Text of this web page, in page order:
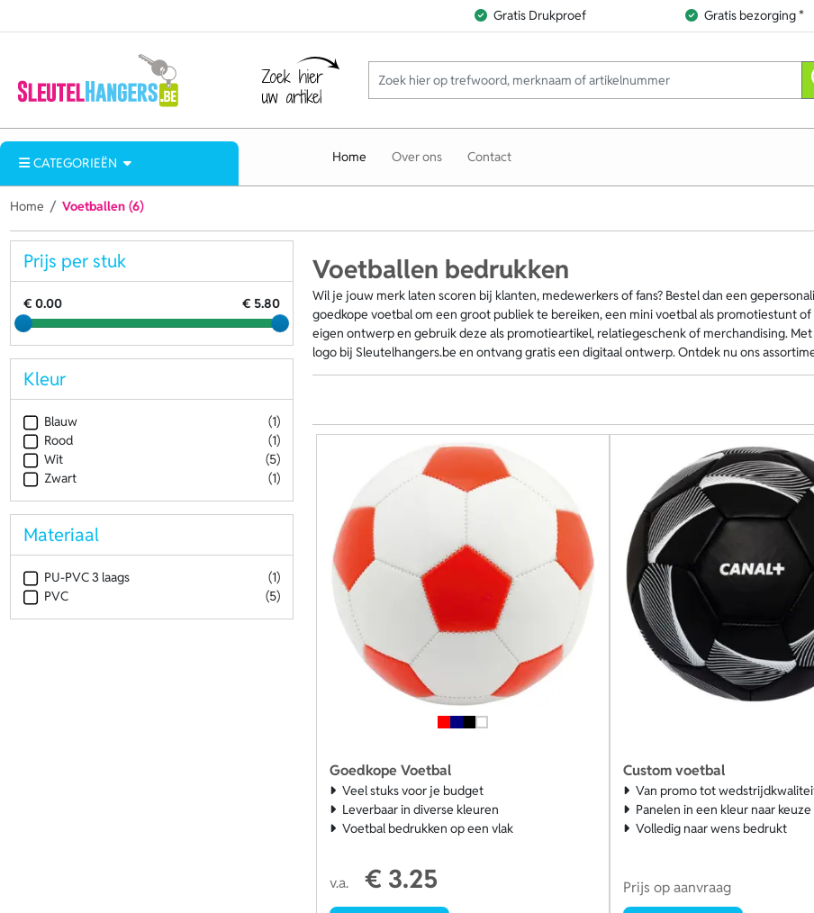
Gratis Drukproef Gratis bezorging *
CATEGORIEËN Home Over ons Contact
Home Voetballen (6)
Voetballen bedrukken
Wil je jouw merk laten scoren bij klanten, medewerkers of fans? Bestel dan een
goedkope voetbal om een groot publiek te bereiken, een mini voetbal als promotiestunt
eigen ontwerp en gebruik deze als promotieartikel, relatiegeschenk of merchandising.
logo bij Sleutelhangers.be en ontvang gratis een digitaal ontwerp. Ontdek nu ons
Goedkope Voetbal
Veel stuks voor je budget
Leverbaar in diverse kleuren
Voetbal bedrukken op een vlak
v.a. € 3.25
Custom voetbal
Van promo tot
Panelen in een kleur naar keuze
Volledig naar wens bedrukt
Prijs op aanvraag
Prijs per stuk
€ 0.00 € 5.80
Kleur
Blauw
(1)
Rood
(1)
Wit
(5)
Zwart
(1)
Materiaal
PU-PVC 3 laags
(1)
PVC
(5)